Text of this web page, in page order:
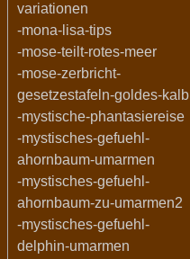
variationen
-mona-lisa-tips
-mose-teilt-rotes-meer
-mose-zerbricht-
gesetzestafeln-goldes-kalb
-mystische-phantasiereise
-mystisches-gefuehl-
ahornbaum-umarmen
-mystisches-gefuehl-
ahornbaum-zu-umarmen2
-mystisches-gefuehl-
delphin-umarmen